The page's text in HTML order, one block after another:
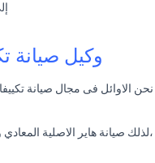
وكيل صيانة
نحن الاوائل فى مجال صيانة
،لذلك صيانة هاير الاصلية